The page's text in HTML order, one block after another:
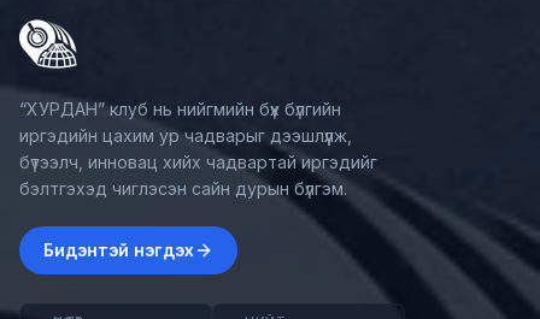
“ХУРДАН” клуб нь нийгмийн бүх бүлгийн
иргэдийн цахим ур чадварыг дээшлүүлж,
бүтээлч, инновац хийх чадвартай иргэдийг
бэлтгэхэд чиглэсэн сайн дурын бүлгэм.
Бидэнтэй нэгдэх